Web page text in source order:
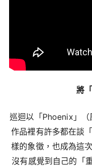
將
巡迴以「Phoenix」
作品裡有許多都在談
樣的象徵，也成為這
沒有感覺到自己的「